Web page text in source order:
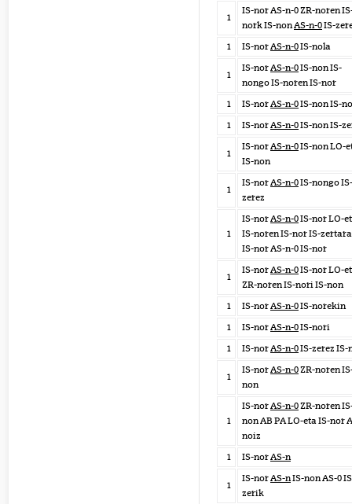
1
IS-nor AS-n-0 ZR-noren
nork IS-nonAS-n-0IS-
1
IS-norAS-n-0IS-nola
1
IS-norAS-n-0IS-non IS-
nongo IS-noren IS-nor
1
IS-norAS-n-0IS-non IS-
1
IS-norAS-n-0IS-non IS-
1
IS-norAS-n-0IS-non LO-
IS-non
1
IS-norAS-n-0IS-nongo IS-
zerez
1
IS-norAS-n-0IS-nor LO-
IS-noren IS-nor IS-
IS-nor AS-n-0 IS-nor
1
IS-norAS-n-0IS-nor LO-
ZR-noren IS-nori IS-non
1
IS-norAS-n-0IS-norekin
1
IS-norAS-n-0IS-nori
1
IS-norAS-n-0IS-zerez IS-
1
IS-norAS-n-0ZR-noren
non
1
IS-norAS-n-0ZR-noren
non AB PA LO-eta IS-nor
noiz
1
IS-norAS-n
1
IS-norAS-nIS-non AS-0
zerik